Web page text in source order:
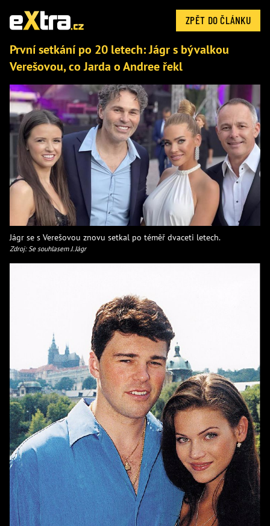
ZPĚT DO ČLÁNKU
První setkání po 20 letech: Jágr s bývalkou
Verešovou, co Jarda o Andree řekl
Jágr se s Verešovou znovu setkal po téměř dvaceti letech.
Zdroj: Se souhlasem J. Jágr